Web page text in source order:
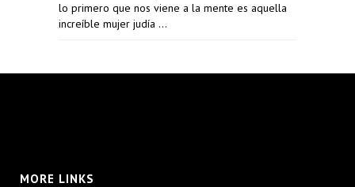
lo primero que nos viene a la mente es aquella
increíble mujer judía …
MORE LINKS